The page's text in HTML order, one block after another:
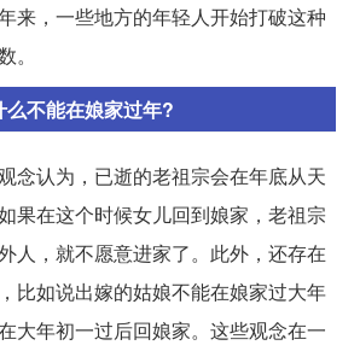
来，一些地方的年轻人开始打破这种
。
么不能在娘家过年?
念认为，已逝的老祖宗会在年底从天
果在这个时候女儿回到娘家，老祖宗
人，就不愿意进家了。此外，还存在
比如说出嫁的姑娘不能在娘家过大年
大年初一过后回娘家。这些观念在一